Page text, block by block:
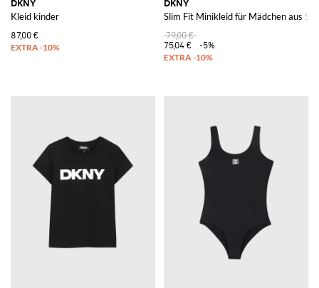
DKNY
Kleid kinder
87,00 €
DKNY
Slim Fit Minikleid für Mädchen aus
79,00 €
75,04 €
-5%